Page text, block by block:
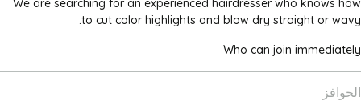
We are searching for an experienced hairdresser who knows how
to cut color highlights and blow dry straight or wavy.
Who can join immediately
الحوافز